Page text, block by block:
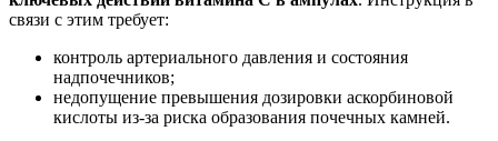
связи с этим требует:
контроль артериального давления и состояния
надпочечников;
недопущение превышения дозировки аскорбиновой
кислоты из-за риска образования почечных камней.